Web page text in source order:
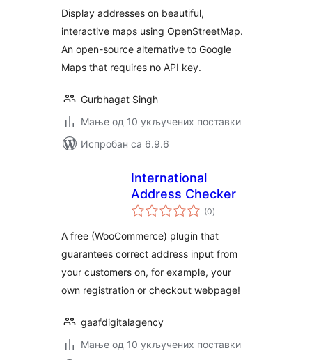
Display addresses on beautiful,
interactive maps using OpenStreetMap.
An open-source alternative to Google
Maps that requires no API key.
Gurbhagat Singh
Мање од 10 укључених поставки
Испробан са 6.9.6
International
Address Checker
(0укупних
оцена
)
A free (WooCommerce) plugin that
guarantees correct address input from
your customers on, for example, your
own registration or checkout webpage!
gaafdigitalagency
Мање од 10 укључених поставки